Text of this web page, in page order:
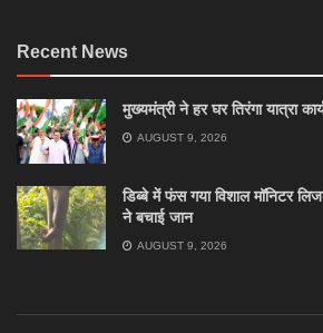
Recent News
मुख्यमंत्री ने हर घर तिरंगा यात्रा
AUGUST 9, 2026
डिब्बे में फंस गया विशाल मॉनिटर
ने बचाई जान
AUGUST 9, 2026